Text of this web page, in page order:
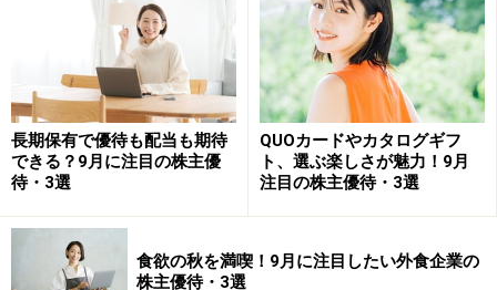
教えてくれたのは……桐谷広人さん
1949年広島県出身。将棋棋士・投資家。日本テレビ系バ
ラエティ番組『月曜から夜ふかし』に出演し、現金を使
わない「株主優待生活」が話題になった。現在はテレビ
や講演会、雑誌などで幅広く活躍。『日経マネー』（日
経BPマーケティング）、『ダイヤモンドZAi（ザイ）』
（ダイヤモンド社）で連載中。
長期保有で優待も配当も期待
できる？9月に注目の株主優
待・3選
QUOカードやカタログギフ
ト、選ぶ楽しさが魅力！9月
注目の株主優待・3選
食欲の秋を満喫！9月に注目したい外食企業の
株主優待・3選